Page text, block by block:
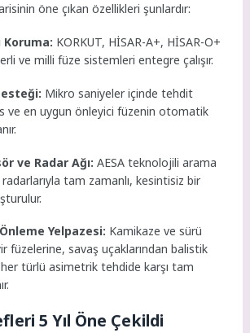
öne çıkan özellikleri şunlardır:
Koruma: KORKUT, HİSAR-A+, HİSAR-O+
ve milli füze sistemleri entegre çalışır.
Mikro saniyeler içinde tehdit
ve en uygun önleyici füzenin otomatik
ve Radar Ağı: AESA teknolojili arama
tam zamanlı, kesintisiz bir
Yelpazesi: Kamikaze ve sürü
füzelerine, savaş uçaklarından balistik
türlü asimetrik tehdide karşı tam
5 Yıl Öne Çekildi